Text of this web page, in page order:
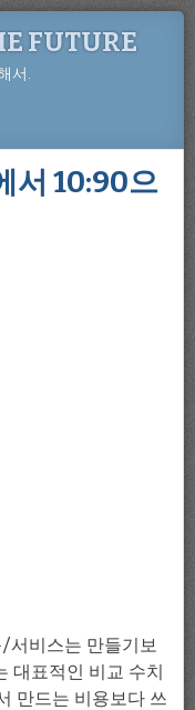
FUTURE
서.
서 10:90으
서비스는 만들기보
대표적인 비교 수치
만드는 비용보다 쓰